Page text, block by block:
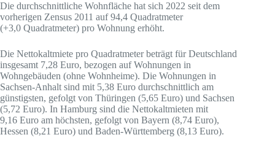
Die durchschnittliche Wohnfläche hat sich 2022 seit dem
vorherigen Zensus 2011 auf 94,4 Quadratmeter
(+3,0 Quadratmeter) pro Wohnung erhöht.
Die Nettokaltmiete pro Quadratmeter beträgt für Deutschland
insgesamt 7,28 Euro, bezogen auf Wohnungen in
Wohngebäuden (ohne Wohnheime). Die Wohnungen in
Sachsen-Anhalt sind mit 5,38 Euro durchschnittlich am
günstigsten, gefolgt von Thüringen (5,65 Euro) und Sachsen
(5,72 Euro). In Hamburg sind die Nettokaltmieten mit
9,16 Euro am höchsten, gefolgt von Bayern (8,74 Euro),
Hessen (8,21 Euro) und Baden-Württemberg (8,13 Euro).